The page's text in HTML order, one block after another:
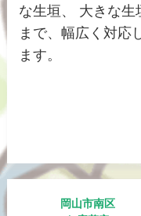
な生垣、 大きな生
まで、幅広く対応
ます。
岡山市南区